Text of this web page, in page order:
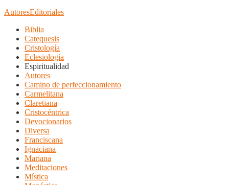
AutoresEditoriales
Biblia
Catequesis
Cristología
Eclesiología
Espiritualidad
Autores
Camino de perfeccionamiento
Carmelitana
Claretiana
Cristocéntrica
Devocionarios
Diversa
Franciscana
Ignaciana
Mariana
Meditaciones
Mística